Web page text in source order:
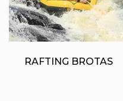
RAFTING BROTAS